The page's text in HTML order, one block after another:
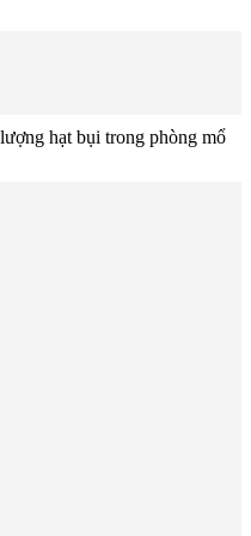
hạt bụi trong phòng mổ